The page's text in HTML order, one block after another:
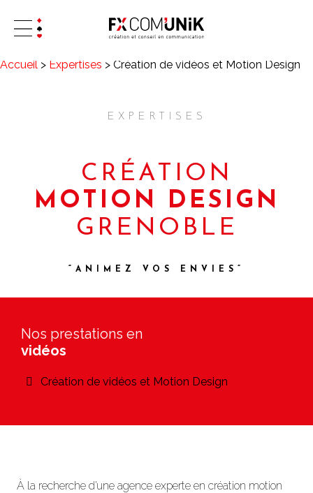
Accueil > Expertises > Création de vidéos et Motion Design
EXPERTISES
CRÉATION
MOTION DESIGN
GRENOBLE
“ANIMEZ VOS ENVIES”
Nos prestations en
vidéos
Création de vidéos et Motion Design
À la recherche d’une agence experte en création motion